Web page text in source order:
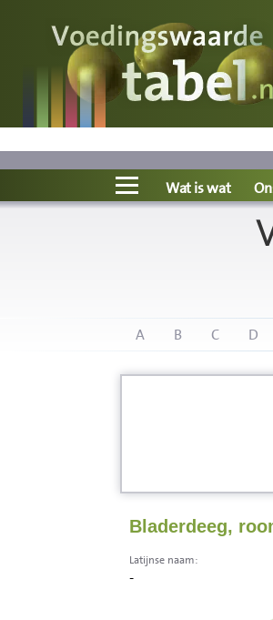
Voedingswaarde
Wat is wat?
Ons voedsel
Wat is wat
A B C D
Bladerdeeg,
Latijnse naam:
-